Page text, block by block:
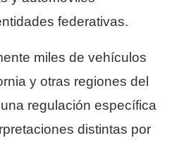
federativas.
miles de vehículos
y otras regiones del
regulación específica
distintas por